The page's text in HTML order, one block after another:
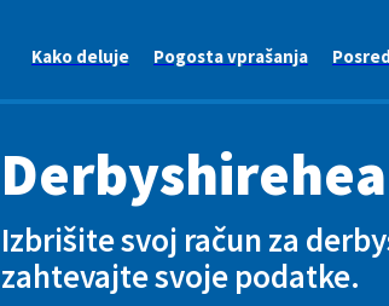
Kako deluje Pogosta vprašanja
Izbrišite svoj račun za
zahtevajte svoje podatke.